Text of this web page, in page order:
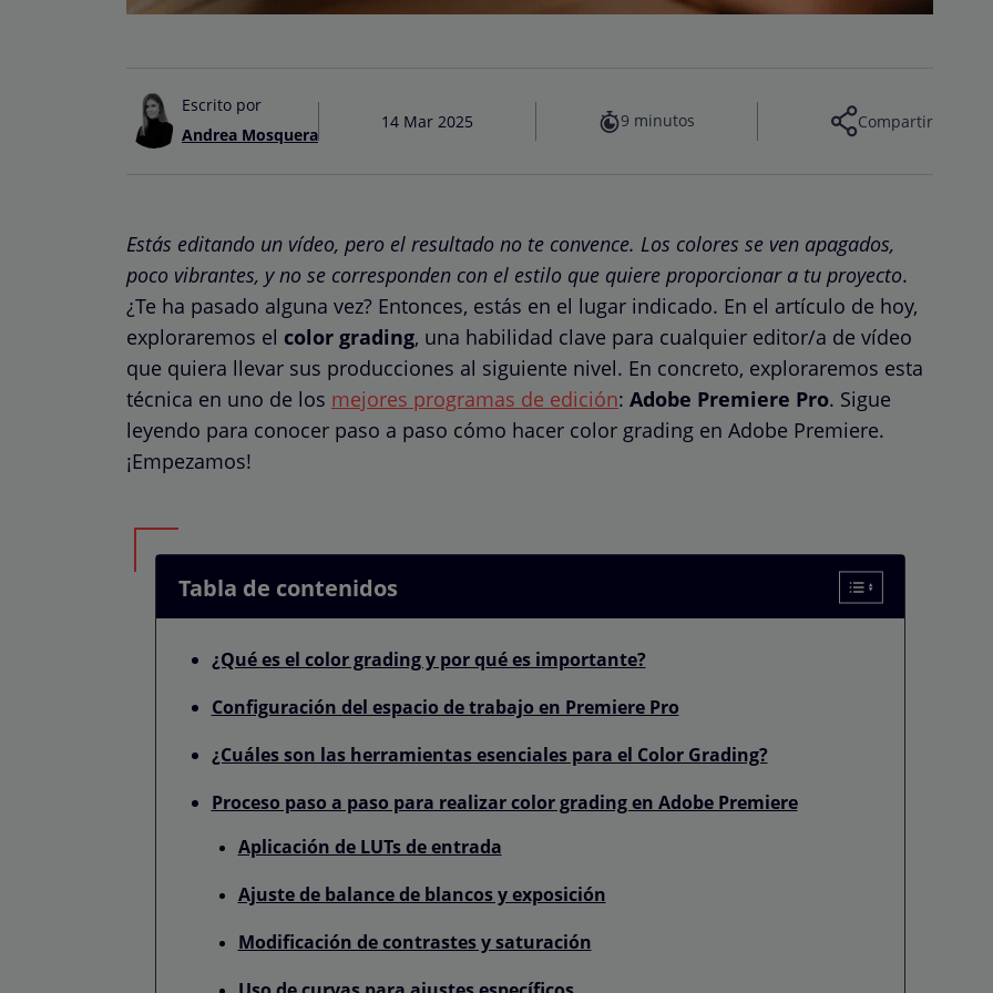
Escrito por
Andrea Mosquera
14 Mar 2025 9 minutos Compartir
Estás editando un vídeo, pero el resultado no te convence. Los colores se ven apagados,
poco vibrantes, y no se corresponden con el estilo que quiere proporcionar a tu proyecto.
¿Te ha pasado alguna vez? Entonces, estás en el lugar indicado. En el artículo de hoy,
exploraremos el color grading, una habilidad clave para cualquier editor/a de vídeo
que quiera llevar sus producciones al siguiente nivel. En concreto, exploraremos esta
técnica en uno de los mejores programas de edición: Adobe Premiere Pro. Sigue
leyendo para conocer paso a paso cómo hacer color grading en Adobe Premiere.
¡Empezamos!
Tabla de contenidos
¿Qué es el color grading y por qué es importante?
Configuración del espacio de trabajo en Premiere Pro
¿Cuáles son las herramientas esenciales para el Color Grading?
Proceso paso a paso para realizar color grading en Adobe Premiere
Aplicación de LUTs de entrada
Ajuste de balance de blancos y exposición
Modificación de contrastes y saturación